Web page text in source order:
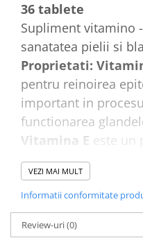
36 tablete
Supliment vitamino
sanatatea pielii si
Proprietati:
pentru reinoirea
important in
functionarea
Vitamina E este un
asigura stabilitatea
prin protejarea lor
peroxizilor si
Vitaminele din
cresterea firul de
VEZI MAI MULT
Informatii conformitate
Review-uri(0)